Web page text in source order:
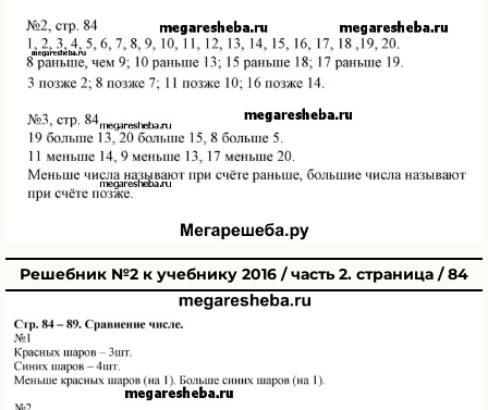
Решебник №2 к учебнику 2016 / часть 2. страница / 84